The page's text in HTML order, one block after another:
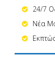
24/7
Νέα